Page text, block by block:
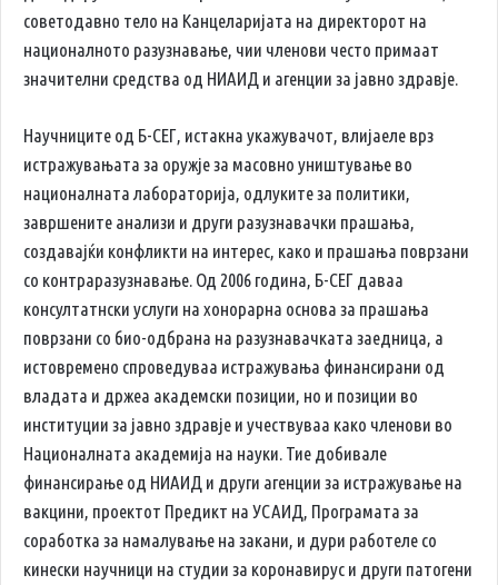
советодавно тело на Канцеларијата на директорот на
националното разузнавање, чии членови често примаат
значителни средства од НИАИД и агенции за јавно здравје.
Научниците од Б-СЕГ, истакна укажувачот, влијаеле врз
истражувањата за оружје за масовно уништување во
националната лабораторија, одлуките за политики,
завршените анализи и други разузнавачки прашања,
создавајќи конфликти на интерес, како и прашања поврзани
со контраразузнавање. Од 2006 година, Б-СЕГ даваа
консултатнски услуги на хонорарна основа за прашања
поврзани со био-одбрана на разузнавачката заедница, а
истовремено спроведуваа истражувања финансирани од
владата и држеа академски позиции, но и позиции во
институции за јавно здравје и учествуваа како членови во
Националната академија на науки. Тие добивале
финансирање од НИАИД и други агенции за истражување на
вакцини, проектот Предикт на УСАИД, Програмата за
соработка за намалување на закани, и дури работеле со
кинески научници на студии за коронавирус и други патогени